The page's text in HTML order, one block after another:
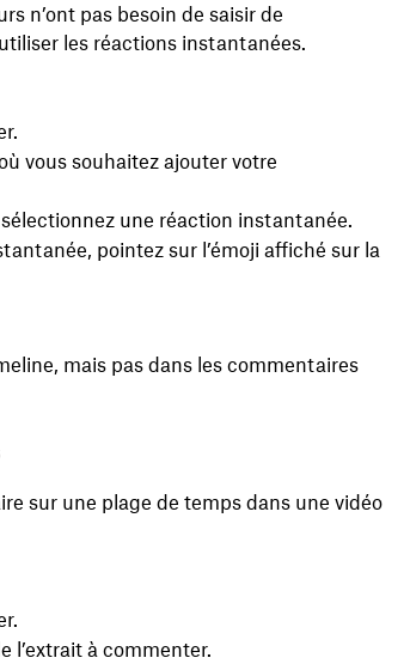
n’ont pas besoin de saisir de
les réactions instantanées.
vous souhaitez ajouter votre
une réaction instantanée.
pointez sur l’émoji affiché sur la
mais pas dans les commentaires
sur une plage de temps dans une vidéo
l’extrait à commenter.